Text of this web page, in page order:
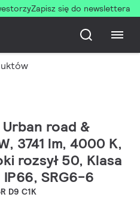
Zapisz się do newslettera
road &
3741 lm, 4000 K,
rozsył 50, Klasa
SRG6-6
D9 C1K